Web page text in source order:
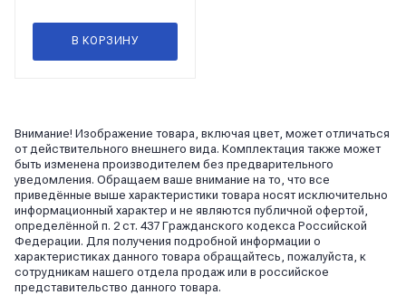
В КОРЗИНУ
Внимание! Изображение товара, включая цвет, может отличаться
от действительного внешнего вида. Комплектация также может
быть изменена производителем без предварительного
уведомления. Обращаем ваше внимание на то, что все
приведённые выше характеристики товара носят исключительно
информационный характер и не являются публичной офертой,
определённой п. 2 ст. 437 Гражданского кодекса Российской
Федерации. Для получения подробной информации о
характеристиках данного товара обращайтесь, пожалуйста, к
сотрудникам нашего отдела продаж или в российское
представительство данного товара.